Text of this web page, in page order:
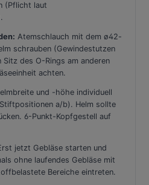
(Pflicht laut
Atemschlauch mit dem ø42-
schrauben (Gewindestutzen
des O-Rings am anderen
achten.
und -höhe individuell
a/b). Helm sollte
6-Punkt-Kopfgestell auf
jetzt Gebläse starten und
ohne laufendes Gebläse mit
Bereiche eintreten.